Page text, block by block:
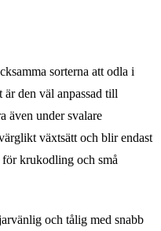
sorterna att odla i
den väl anpassad till
även under svalare
växtsätt och blir endast
krukodling och små
och tålig med snabb